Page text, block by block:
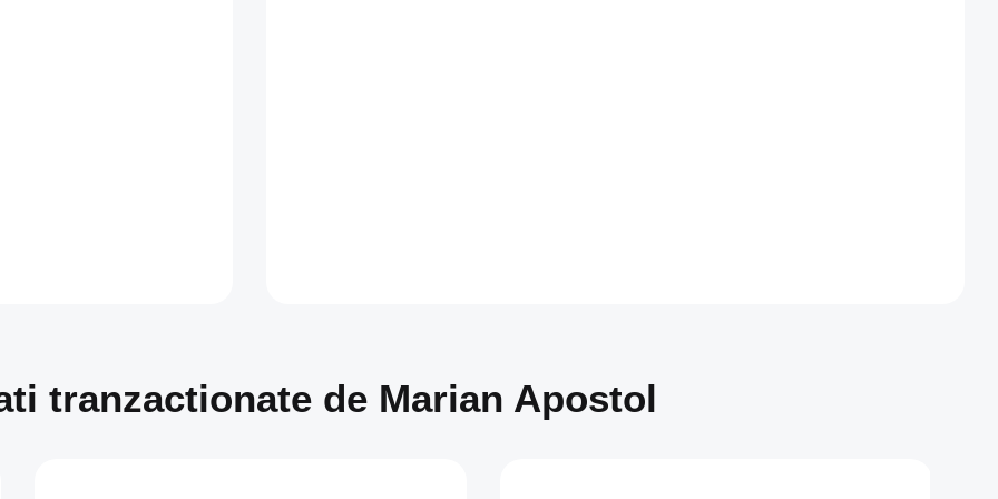
tranzactionate de Marian Apostol